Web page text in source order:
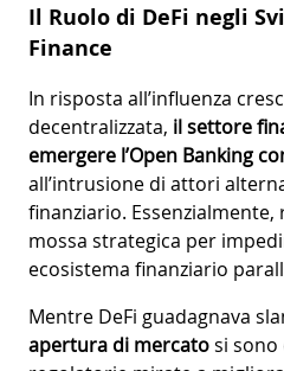
Il Ruolo di DeFi negli
Finance
In risposta all’influenza
decentralizzata, il settore
emergere l’Open Banking
all’intrusione di attori
finanziario.
mossa strategica per
ecosistema finanziario
Mentre DeFi guadagnava
apertura di mercatosi